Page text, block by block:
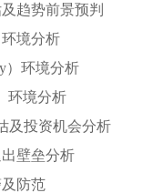
趋势前景预判
境分析
）环境分析
环境分析
及投资机会分析
壁垒分析
防范